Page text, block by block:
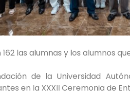
162 las alumnas y los alumnos
de la Universidad
en la XXXII Ceremonia de